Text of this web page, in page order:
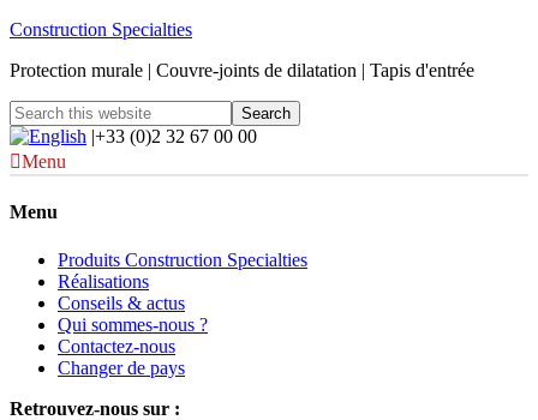
Construction Specialties
Protection murale | Couvre-joints de dilatation | Tapis d'entrée
|+33 (0)2 32 67 00 00
Menu
Menu
Produits Construction Specialties
Réalisations
Conseils & actus
Qui sommes-nous ?
Contactez-nous
Changer de pays
Retrouvez-nous sur :